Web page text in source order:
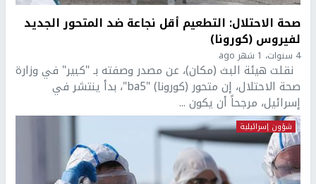
صحة الاحتلال: التطعيم أقل نجاعة ضد المتحور الجديد
لفيروس (كورونا)
4 سنوات، 1 شهر ago
نقلت هيئة البث (مكان)، عن مصدر وصفته بـ "كبير" في وزارة
صحة الاحتلال، إن متحور (كورونا) "ba5"، بدأ ينتشر في
إسرائيل، مرجحاً أن يكون ...
شؤون إسرائيلية